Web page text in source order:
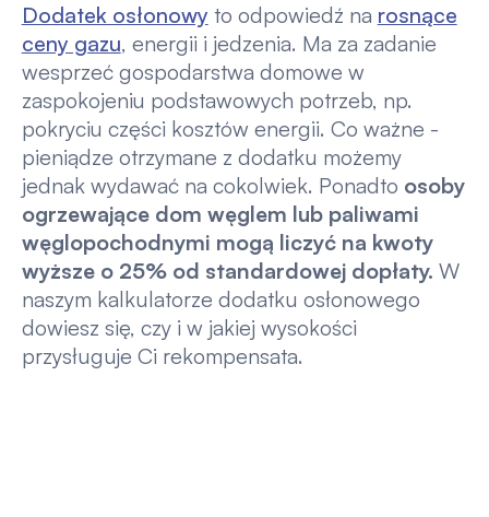
Dodatek osłonowy to odpowiedź na rosnące
ceny gazu, energii i jedzenia. Ma za zadanie
wesprzeć gospodarstwa domowe w
zaspokojeniu podstawowych potrzeb, np.
pokryciu części kosztów energii. Co ważne -
pieniądze otrzymane z dodatku możemy
jednak wydawać na cokolwiek. Ponadto osoby
ogrzewające dom węglem lub paliwami
węglopochodnymi mogą liczyć na kwoty
wyższe o 25% od standardowej dopłaty. W
naszym kalkulatorze dodatku osłonowego
dowiesz się, czy i w jakiej wysokości
przysługuje Ci rekompensata.